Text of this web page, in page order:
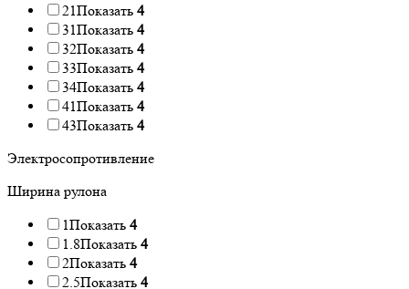
21Показать 4
31Показать 4
32Показать 4
33Показать 4
34Показать 4
41Показать 4
43Показать 4
Электросопротивление
Ширина рулона
1Показать 4
1.8Показать 4
2Показать 4
2.5Показать 4